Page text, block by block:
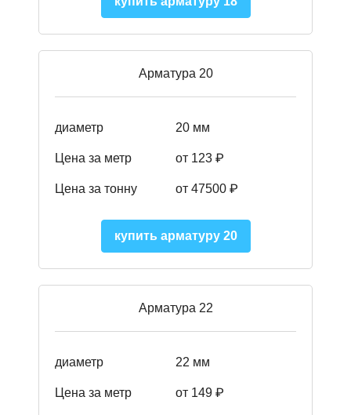
Арматура 20
диаметр 20 мм
Цена за метр от 123 ₽
Цена за тонну от 47500 ₽
купить арматуру 20
Арматура 22
диаметр 22 мм
Цена за метр от 149 ₽